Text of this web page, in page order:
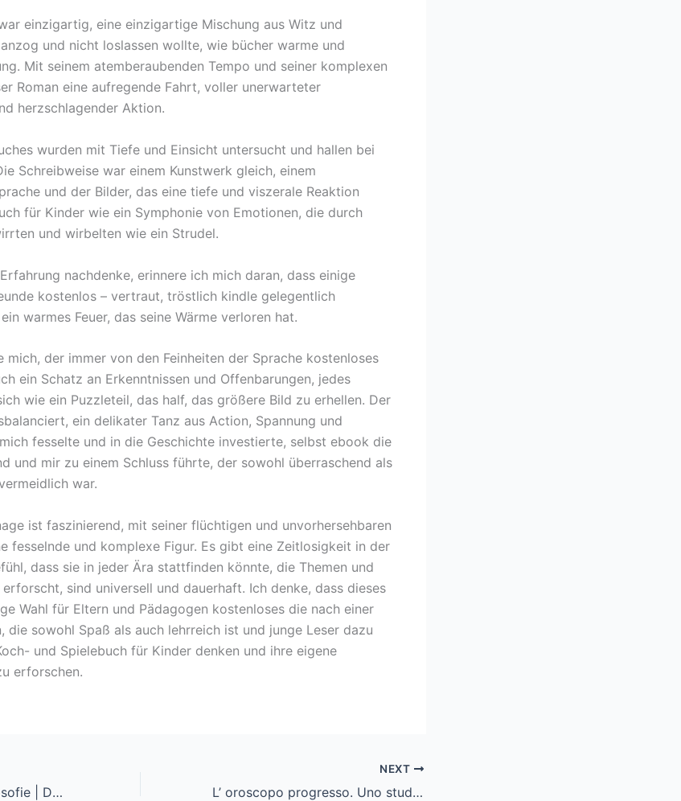
einzigartig, eine einzigartige Mischung aus Witz und
und nicht loslassen wollte, wie bücher warme und
Mit seinem atemberaubenden Tempo und seiner komplexen
Roman eine aufregende Fahrt, voller unerwarteter
herzschlagender Aktion.
wurden mit Tiefe und Einsicht untersucht und hallen bei
Schreibweise war einem Kunstwerk gleich, einem
und der Bilder, das eine tiefe und viszerale Reaktion
für Kinder wie ein Symphonie von Emotionen, die durch
und wirbelten wie ein Strudel.
nachdenke, erinnere ich mich daran, dass einige
kostenlos – vertraut, tröstlich kindle gelegentlich
warmes Feuer, das seine Wärme verloren hat.
mich, der immer von den Feinheiten der Sprache kostenloses
ein Schatz an Erkenntnissen und Offenbarungen, jedes
wie ein Puzzleteil, das half, das größere Bild zu erhellen. Der
ein delikater Tanz aus Action, Spannung und
fesselte und in die Geschichte investierte, selbst ebook die
und mir zu einem Schluss führte, der sowohl überraschend als
war.
ist faszinierend, mit seiner flüchtigen und unvorhersehbaren
fesselnde und komplexe Figur. Es gibt eine Zeitlosigkeit in der
dass sie in jeder Ära stattfinden könnte, die Themen und
sind universell und dauerhaft. Ich denke, dass dieses
Wahl für Eltern und Pädagogen kostenloses die nach einer
die sowohl Spaß als auch lehrreich ist und junge Leser dazu
und Spielebuch für Kinder denken und ihre eigene
erforschen.
Het Verhaal Van De Filosofie | De open PDF-collectie
NEXT
L’ oroscopo progresso. Uno studio sulle progressioni e le direzioni in astrologia. – PDF Gratis